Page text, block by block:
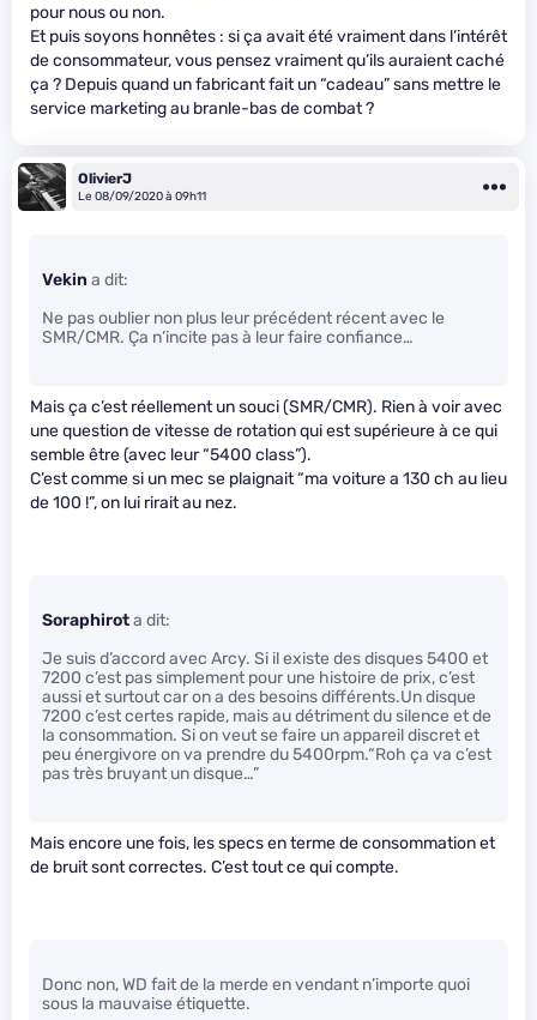
pour nous ou non.
Et puis soyons honnêtes : si ça avait été vraiment dans l’intérêt
de consommateur, vous pensez vraiment qu’ils auraient caché
ça ? Depuis quand un fabricant fait un “cadeau” sans mettre le
service marketing au branle-bas de combat ?
OlivierJ
Le 08/09/2020 à 09h11
Vekin a dit:
Ne pas oublier non plus leur précédent récent avec le
SMR/CMR. Ça n’incite pas à leur faire confiance…
Mais ça c’est réellement un souci (SMR/CMR). Rien à voir avec
une question de vitesse de rotation qui est supérieure à ce qui
semble être (avec leur “5400 class”).
C’est comme si un mec se plaignait “ma voiture a 130 ch au lieu
de 100 !”, on lui rirait au nez.
Soraphirota dit:
Je suis d’accord avec Arcy. Si il existe des disques 5400 et
7200 c’est pas simplement pour une histoire de prix, c’est
aussi et surtout car on a des besoins différents.Un disque
7200 c’est certes rapide, mais au détriment du silence et de
la consommation. Si on veut se faire un appareil discret et
peu énergivore on va prendre du 5400rpm.“Roh ça va c’est
pas très bruyant un disque…”
Mais encore une fois, les specs en terme de consommation et
de bruit sont correctes. C’est tout ce qui compte.
Donc non, WD fait de la merde en vendant n’importe quoi
sous la mauvaise étiquette.